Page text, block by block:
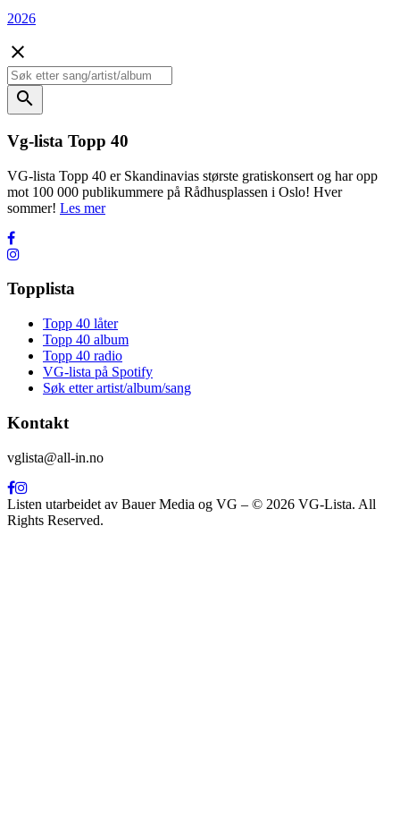
2026
close
search
Vg-lista Topp 40
VG-lista Topp 40 er Skandinavias største gratiskonsert og har opp
mot 100 000 publikummere på Rådhusplassen i Oslo! Hver
sommer! Les mer
Topplista
Topp 40 låter
Topp 40 album
Topp 40 radio
VG-lista på Spotify
Søk etter artist/album/sang
Kontakt
vglista@all-in.no
Listen utarbeidet av Bauer Media og VG – © 2026 VG-Lista. All
Rights Reserved.